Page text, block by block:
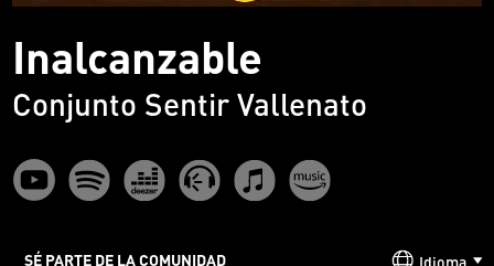
Inalcanzable
Conjunto Sentir Vallenato
SÉ PARTE DE LA COMUNIDAD Idioma